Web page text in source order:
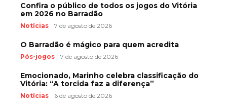
Confira o público de todos os jogos do Vitória
em 2026 no Barradão
Notícias 7 de agosto de 2026
O Barradão é mágico para quem acredita
Pós-jogos 7 de agosto de 2026
Emocionado, Marinho celebra classificação do
Vitória: “A torcida faz a diferença”
Notícias 6 de agosto de 2026